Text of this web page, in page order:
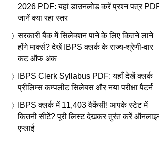
2026 PDF: यहां डाउनलोड करें प्रश्न पत्र
जानें क्या रहा स्तर
सरकारी बैंक में सिलेक्शन पाने के लिए कितने लाने
होंगे मार्क्स? देखें IBPS क्लर्क के राज्य-श्रेणी-वार
कट ऑफ अंक
IBPS Clerk Syllabus PDF: यहाँ देखें क्लर्क
प्रीलिम्स कम्पलीट सिलेबस और नया परीक्षा पैटर्न
IBPS क्लर्क में 11,403 वैकेंसी! आपके स्टेट में
कितनी सीटें? पूरी लिस्ट देखकर तुरंत करें
एप्लाई